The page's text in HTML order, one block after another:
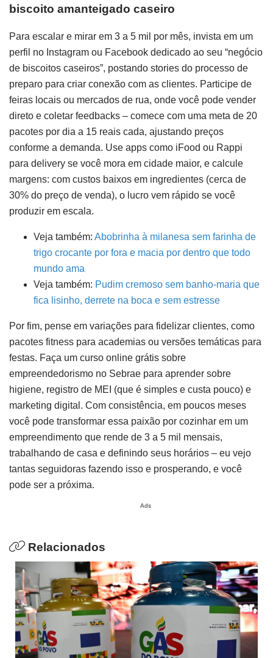
biscoito amanteigado caseiro
Para escalar e mirar em 3 a 5 mil por mês, invista em um
perfil no Instagram ou Facebook dedicado ao seu “negócio
de biscoitos caseiros”, postando stories do processo de
preparo para criar conexão com as clientes. Participe de
feiras locais ou mercados de rua, onde você pode vender
direto e coletar feedbacks – comece com uma meta de 20
pacotes por dia a 15 reais cada, ajustando preços
conforme a demanda. Use apps como iFood ou Rappi
para delivery se você mora em cidade maior, e calcule
margens: com custos baixos em ingredientes (cerca de
30% do preço de venda), o lucro vem rápido se você
produzir em escala.
Veja também: Abobrinha à milanesa sem farinha de
trigo crocante por fora e macia por dentro que todo
mundo ama
Veja também: Pudim cremoso sem banho-maria que
fica lisinho, derrete na boca e sem estresse
Por fim, pense em variações para fidelizar clientes, como
pacotes fitness para academias ou versões temáticas para
festas. Faça um curso online grátis sobre
empreendedorismo no Sebrae para aprender sobre
higiene, registro de MEI (que é simples e custa pouco) e
marketing digital. Com consistência, em poucos meses
você pode transformar essa paixão por cozinhar em um
empreendimento que rende de 3 a 5 mil mensais,
trabalhando de casa e definindo seus horários – eu vejo
tantas seguidoras fazendo isso e prosperando, e você
pode ser a próxima.
Ads
Relacionados